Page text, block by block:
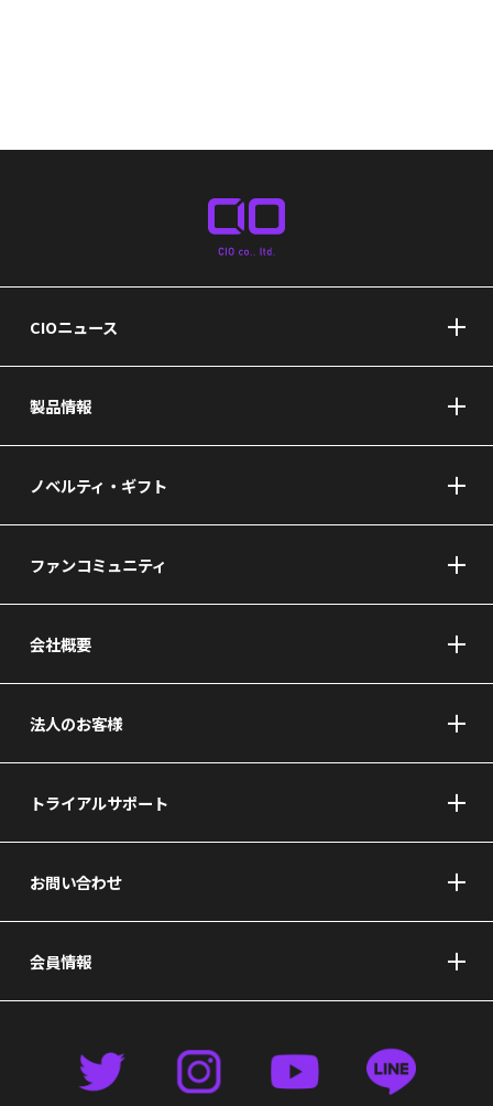
CIOニュース
製品情報
ノベルティ・ギフト
ファンコミュニティ
会社概要
法人のお客様
トライアルサポート
お問い合わせ
会員情報